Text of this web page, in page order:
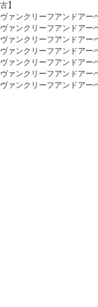
ヴァンクリーフアンドア
ヴァンクリーフアンドア
ヴァンクリーフアンドア
ヴァンクリーフアンドア
ヴァンクリーフアンドア
ヴァンクリーフアンドア
ヴァンクリーフアンドア